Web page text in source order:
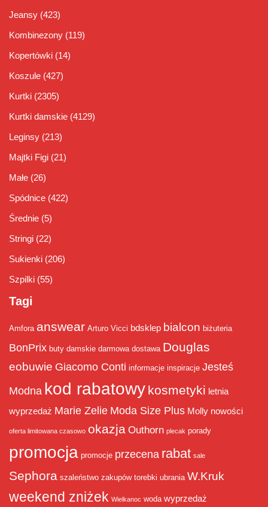
Jeansy (423)
Kombinezony (119)
Kopertówki (14)
Koszule (427)
Kurtki (2305)
Kurtki damskie (4129)
Leginsy (213)
Majtki Figi (21)
Małe (26)
Spódnice (422)
Średnie (5)
Stringi (22)
Sukienki (206)
Szpilki (55)
Tagi
Amfora answear Arturo Vicci bdsklep bialcon biżuteria
BonPrix buty damskie darmowa dostawa Douglas
eobuwie Giacomo Conti informacje inspiracje Jesteś
Modna kod rabatowy kosmetyki letnia
wyprzedaż Marie Zelie Moda Size Plus Molly nowości
oferta limitowana czasowo okazja Outhorn plecak porady
promocja promocje przecena rabat sale
Sephora szaleństwo zakupów torebki ubrania W.Kruk
weekend zniżek Wielkanoc woda wyprzedaż